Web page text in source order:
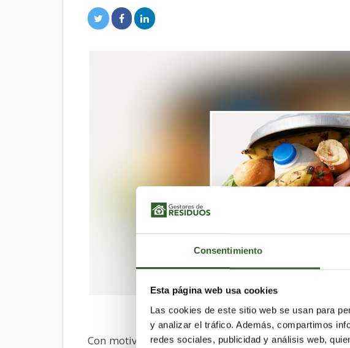
Consentimiento
Esta página web usa cookies
Las cookies de este sitio web se usan para
y analizar el tráfico. Además, compartimos
redes sociales, publicidad y análisis web,
Con motivo del día Mundial de los Derechos del